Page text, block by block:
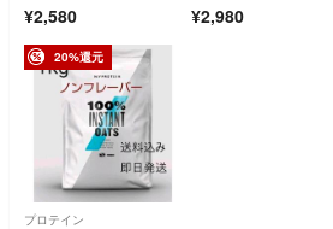
¥2,580 ¥2,980
20%還元
プロテイン